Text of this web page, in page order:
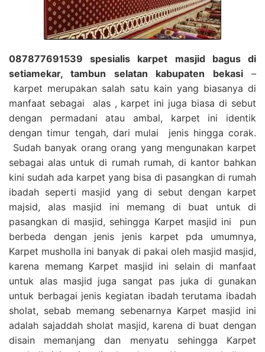
087877691539 spesialis karpet masjid bagus di
setiamekar, tambun selatan kabupaten bekasi–
karpet merupakan salah satu kain yang biasanya di
manfaat sebagai alas , karpet ini juga biasa di sebut
dengan permadani atau ambal, karpet ini identik
dengan timur tengah, dari mulai jenis hingga corak.
Sudah banyak orang orang yang mengunakan karpet
sebagai alas untuk di rumah rumah, di kantor bahkan
kini sudah ada karpet yang bisa di pasangkan di rumah
ibadah seperti masjid yang di sebut dengan karpet
majsid, alas masjid ini memang di buat untuk di
pasangkan di masjid, sehingga Karpet masjid ini pun
berbeda dengan jenis jenis karpet pda umumnya,
Karpet musholla ini banyak di pakai oleh masjid masjid,
karena memang Karpet masjid ini selain di manfaat
untuk alas masjid juga sangat pas juka di gunakan
untuk berbagai jenis kegiatan ibadah terutama ibadah
sholat, sebab memang sebenarnya Karpet masjid ini
adalah sajaddah sholat masjid, karena di buat dengan
disain memanjang dan menyatu sehingga Karpet